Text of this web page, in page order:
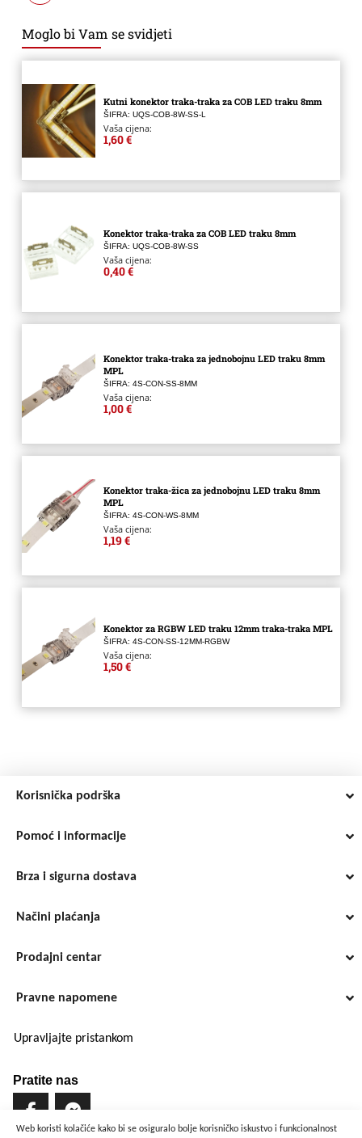
Web koristi kolačiće kako bi se osiguralo bolje korisničko iskustvo i funkcionalnost
Moglo bi Vam se svidjeti
Kutni konektor traka-traka za COB LED traku 8mm
ŠIFRA: UQS-COB-8W-SS-L
Vaša cijena:
1,60 €
Konektor traka-traka za COB LED traku 8mm
ŠIFRA: UQS-COB-8W-SS
Vaša cijena:
0,40 €
Konektor traka-traka za jednobojnu LED traku 8mm
MPL
ŠIFRA: 4S-CON-SS-8MM
Vaša cijena:
1,00 €
Konektor traka-žica za jednobojnu LED traku 8mm
MPL
ŠIFRA: 4S-CON-WS-8MM
Vaša cijena:
1,19 €
Konektor za RGBW LED traku 12mm traka-traka MPL
ŠIFRA: 4S-CON-SS-12MM-RGBW
Vaša cijena:
1,50 €
Korisnička podrška
Pomoć i informacije
Brza i sigurna dostava
Načini plaćanja
Prodajni centar
Pravne napomene
Upravljajte pristankom
Pratite nas